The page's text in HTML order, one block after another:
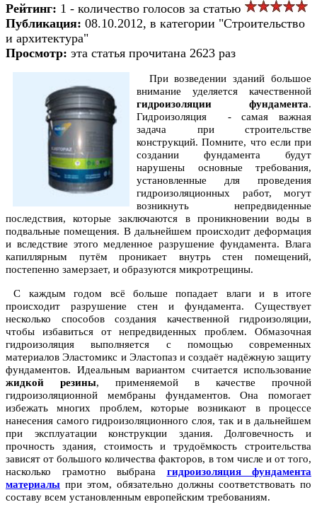
Рейтинг: 1 - количество голосов за статью
Публикация: 08.10.2012, в категории "Строительство
и архитектура"
Просмотр: эта статья прочитана 2623 раз
При возведении зданий большое
внимание уделяется качественной
гидроизоляции фундамента.
Гидроизоляция - самая важная
задача при строительстве
конструкций. Помните, что если при
создании фундамента будут
нарушены основные требования,
установленные для проведения
гидроизоляционных работ, могут
возникнуть непредвиденные
последствия, которые заключаются в проникновении воды в
подвальные помещения. В дальнейшем происходит деформация
и вследствие этого медленное разрушение фундамента. Влага
капиллярным путём проникает внутрь стен помещений,
постепенно замерзает, и образуются микротрещины.
С каждым годом всё больше попадает влаги и в итоге
происходит разрушение стен и фундамента. Существует
несколько способов создания качественной гидроизоляции,
чтобы избавиться от непредвиденных проблем. Обмазочная
гидроизоляция выполняется с помощью современных
материалов Эластомикс и Эластопаз и создаёт надёжную защиту
фундаментов. Идеальным вариантом считается использование
жидкой резины, применяемой в качестве прочной
гидроизоляционной мембраны фундаментов. Она помогает
избежать многих проблем, которые возникают в процессе
нанесения самого гидроизоляционного слоя, так и в дальнейшем
при эксплуатации конструкции здания. Долговечность и
прочность здания, стоимость и трудоёмкость строительства
зависят от большого количества факторов, в том числе и от того,
насколько грамотно выбрана гидроизоляция фундамента
материалы при этом, обязательно должны соответствовать по
составу всем установленным европейским требованиям.